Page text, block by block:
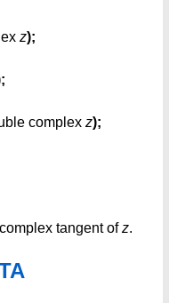
z);
complex z);
tangent ofz.